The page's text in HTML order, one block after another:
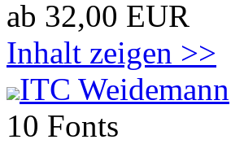
ab 32,00 EUR
Inhalt zeigen >>
ITC Weidemann
10 Fonts